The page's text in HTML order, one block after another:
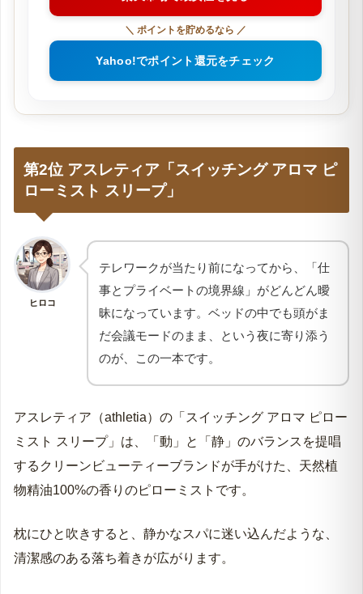
＼ ポイントを貯めるなら ／
Yahoo!でポイント還元をチェック
第2位 アスレティア「スイッチング アロマ ピ
ローミスト スリープ」
ヒロコ
テレワークが当たり前になってから、「仕
事とプライベートの境界線」がどんどん曖
昧になっています。ベッドの中でも頭がま
だ会議モードのまま、という夜に寄り添う
のが、この一本です。
アスレティア（athletia）の「スイッチング アロマ ピロー
ミスト スリープ」は、「動」と「静」のバランスを提唱
するクリーンビューティーブランドが手がけた、天然植
物精油100%の香りのピローミストです。
枕にひと吹きすると、静かなスパに迷い込んだような、
清潔感のある落ち着きが広がります。